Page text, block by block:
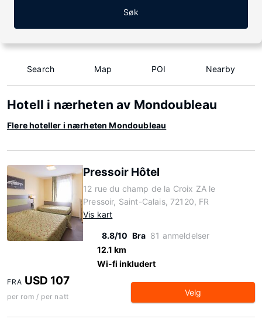
Søk
Search Map POI Nearby
Hotell i nærheten av Mondoubleau
Flere hoteller i nærheten Mondoubleau
Pressoir Hôtel
12 rue du champ de la Croix ZA le
Pressoir, Saint-Calais, 72120, FR
Vis kart
8.8/10 Bra 81 anmeldelser
12.1 km
Wi-fi inkludert
FRA USD 107
per rom / per natt Velg